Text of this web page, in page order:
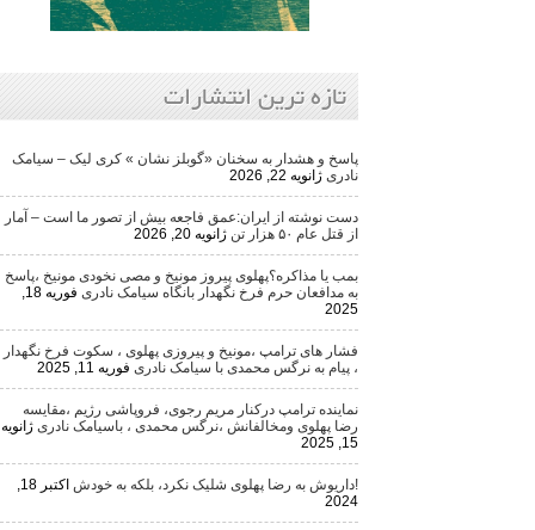
تازه ترین انتشارات
پاسخ و هشدار به سخنان «گوبلز نشان » کری لیک – سیامک
ژانویه 22, 2026
دست نوشته از ایران:عمق فاجعه بیش از تصور ما است – آمار
از قتل عام ۵۰ هزار تن
ژانویه 20, 2026
بمب یا مذاکره؟پهلوی پیروز مونیخ و مصی نخودی مونیخ ،پاسخ
به مدافعان حرم فرخ نگهدار بانگاه سیامک نادری
فوریه 18,
فشار های ترامپ ،مونیخ و پیروزی پهلوی ، سکوت فرخ نگهدار
، پیام به نرگس محمدی با سیامک نادری فوریه 11, 2025
نماینده ترامپ درکنار مریم رجوی، فروپاشی رژیم ،مقایسه
رضا پهلوی ومخالفانش ،نرگس محمدی ، باسیامک نادری ژانویه
!داریوش به رضا پهلوی شلیک نکرد، بلکه به خودش
اکتبر 18,